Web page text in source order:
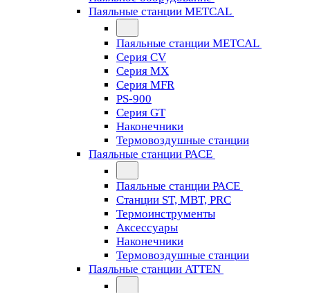
Паяльные станции METCAL
Паяльные станции METCAL
Серия CV
Серия MX
Серия MFR
PS-900
Серия GT
Наконечники
Термовоздушные станции
Паяльные станции PACE
Паяльные станции PACE
Станции ST, MBT, PRC
Термоинструменты
Аксессуары
Наконечники
Термовоздушные станции
Паяльные станции ATTEN